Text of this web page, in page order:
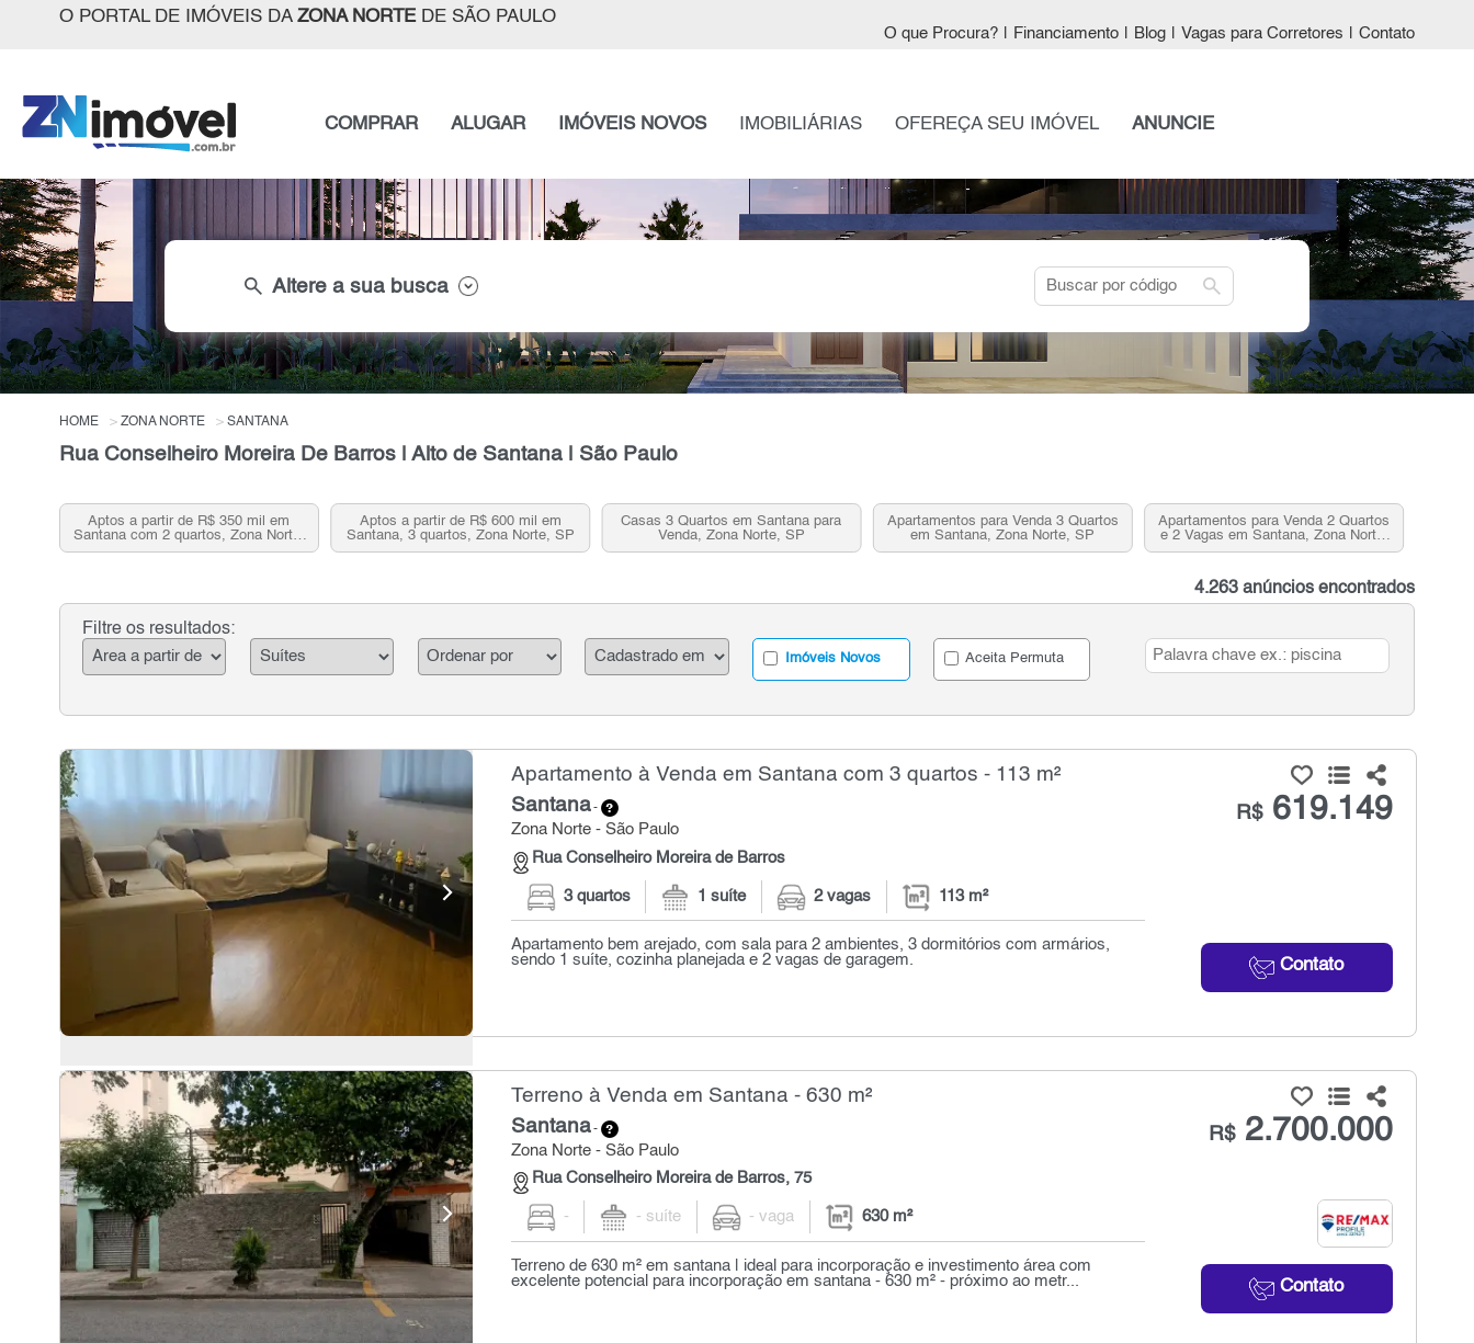
O PORTAL DE IMÓVEIS DA ZONA NORTEDE SÃO PAULO
O que Procura? Financiamento Blog Vagas para Corretores Contato
COMPRAR ALUGAR IMÓVEIS NOVOS IMOBILIÁRIAS OFEREÇA SEU IMÓVEL ANUNCIE
search Altere a sua busca search
HOME ZONA NORTE SANTANA
Rua Conselheiro Moreira De Barros | Alto de Santana | São Paulo
Aptos a partir de R$ 350 mil em
Santana com 2 quartos, Zona Norte,
SP
Aptos a partir de R$ 600 mil em
Santana, 3 quartos, Zona Norte, SP
Casas 3 Quartos em Santana para
Venda, Zona Norte, SP
Apartamentos para Venda 3 Quartos
em Santana, Zona Norte, SP
Apartamentos para Venda 2 Quartos
e 2 Vagas em Santana, Zona Norte,
SP
4.263 anúncios encontrados
Filtre os resultados:
Imóveis Novos Aceita Permuta
Apartamento à Venda em Santana com 3 quartos - 113 m²
Santana-
Zona Norte - São Paulo
Rua Conselheiro Moreira de Barros
R$619.149
Contato
3 quartos 1 suíte 2 vagas 113 m²
Apartamento bem arejado, com sala para 2 ambientes, 3 dormitórios com armários,
sendo 1 suíte, cozinha planejada e 2 vagas de garagem.
Terreno à Venda em Santana - 630 m²
Santana-
Zona Norte - São Paulo
Rua Conselheiro Moreira de Barros, 75
R$2.700.000
Contato
- - suíte - vaga 630 m²
Terreno de 630 m² em santana | ideal para incorporação e investimento área com
excelente potencial para incorporação em santana - 630 m² - próximo ao metr...